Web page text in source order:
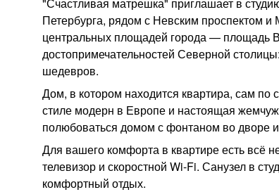
Петербурга, рядом с Невским проспектом
центральных площадей города — площадь
достопримечательностей Северной
шедевров.
Дом, в котором находится квартира, сам
стиле модерн в Европе и настоящая
полюбоваться домом с фонтаном во дворе и
Для вашего комфорта в квартире есть всё
телевизор и скоростной Wi-Fi. Санузел в
комфортный отдых.